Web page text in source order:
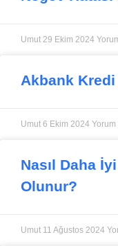
Umut 29 Ekim 2024
Akbank
Umut 6 Ekim 2024 Yorum
Nasıl Daha
Olunur?
Umut 11 Ağustos 2024